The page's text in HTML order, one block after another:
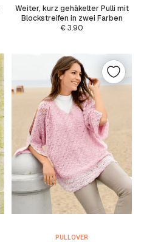
Weiter, kurz gehäkelter Pulli mit
Blockstreifen in zwei Farben
€3.90
PULLOVER